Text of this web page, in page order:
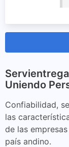
Uniendo
Confiabilidad,
las
de las
país andino.